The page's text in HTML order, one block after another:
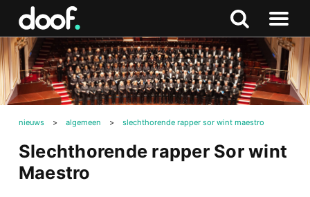
Zoeken
Naar
menu
nieuws > algemeen > slechthorende rapper sor wint maestro
Slechthorende rapper Sor wint
Maestro
Doof.nl
Zoeken
naar
boven